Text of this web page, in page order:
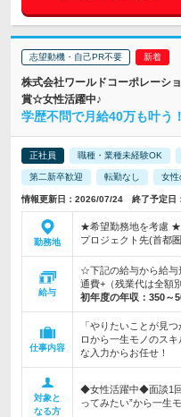
志望動機・自己PR不要
株式会社ワールドコーポレーシ
賞☆女性活躍中♪
学歴不問で月給40万も叶う
正社員 職種・業種未経験OK
第二新卒歓迎 転勤なし 女性
情報更新日：2026/07/24 終了予定日
勤務地
★希望勤務地を考慮
プロジェクト先(首都
給与
☆下記の給与から給
通費+（残業代は全額
初年度の年収： 350～
仕事内容
「やりたいことが見
ロから一生モノのス
な入力からお任せ！
対象と
なる方
◆女性活躍中◆面談1
ってみたい”から一生